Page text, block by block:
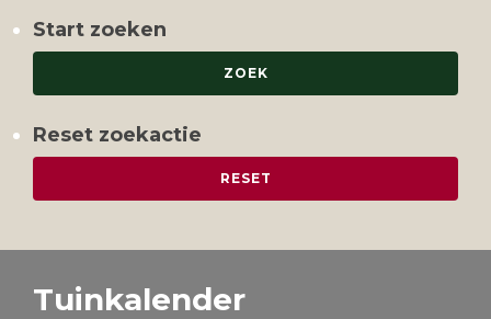
Start zoeken
Reset zoekactie
Tuinkalender